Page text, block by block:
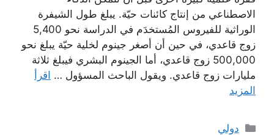
الاصطناعي من إنتاج كائنات حيّة. يبلغ طول الشيفرة
الوراثية للفيروس المُستخدَم في الدراسة نحو 5,400
زوج قاعدي، في حين أن أصغر جينوم لخلية حيّة يبلغ نحو
500,000 زوج قاعدي، أما الجينوم البشري فيبلغ ثلاثة
مليارات زوج قاعدي. ويقول الباحث المسؤول … اقرأ
المزيد
التصنيفات
دولي